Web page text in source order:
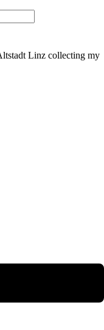
Linz collecting my